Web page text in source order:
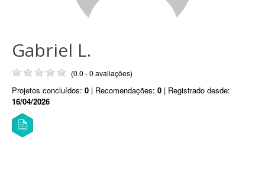
Gabriel L.
(0.0 - 0 avaliações)
Projetos concluídos: 0 | Recomendações: 0 | Registrado desde:
16/04/2026